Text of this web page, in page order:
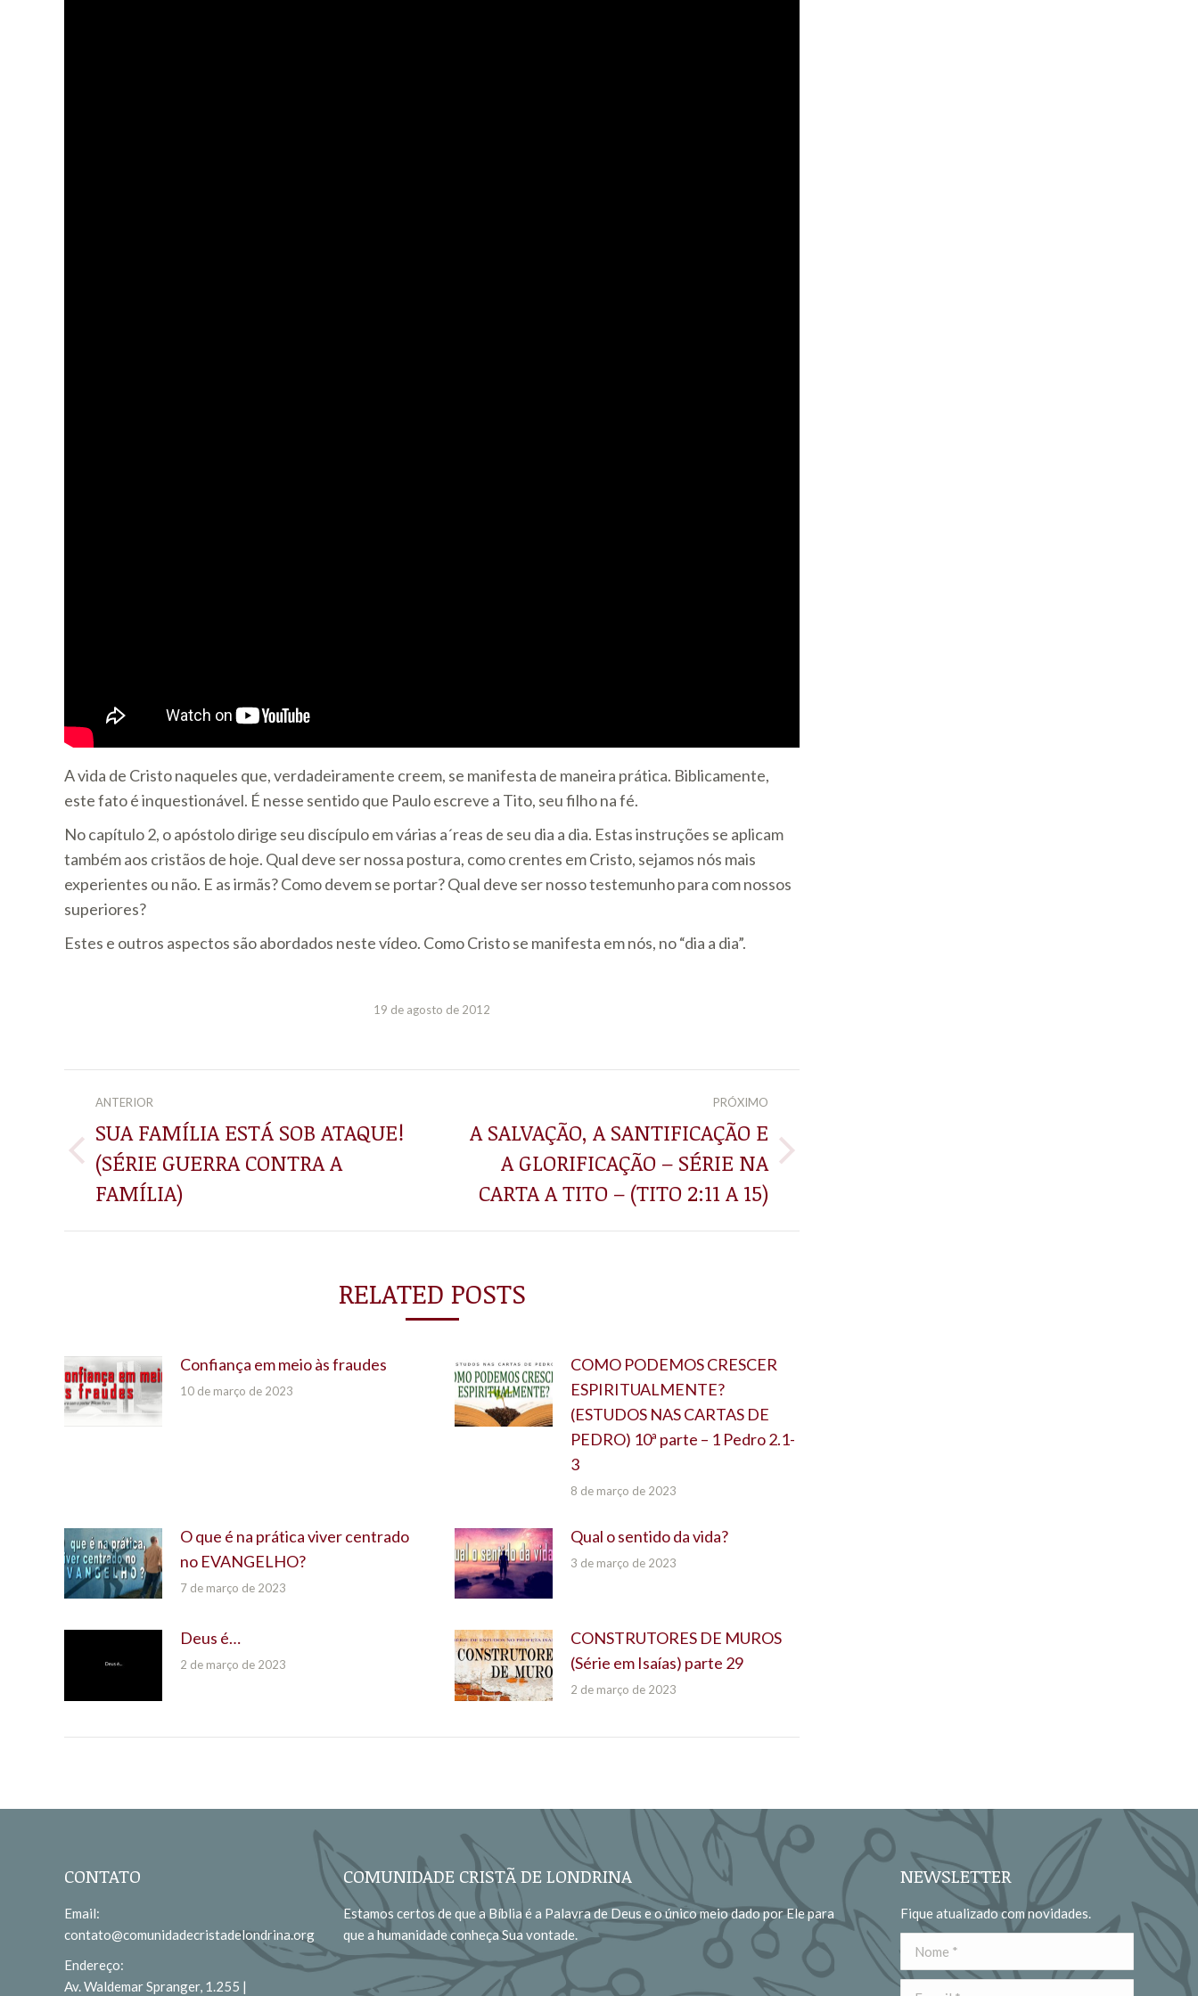
A vida de Cristo naqueles que, verdadeiramente creem, se manifesta de maneira prática. Biblicamente,
este fato é inquestionável. É nesse sentido que Paulo escreve a Tito, seu filho na fé.
No capítulo 2, o apóstolo dirige seu discípulo em várias a´reas de seu dia a dia. Estas instruções se aplicam
também aos cristãos de hoje. Qual deve ser nossa postura, como crentes em Cristo, sejamos nós mais
experientes ou não. E as irmãs? Como devem se portar? Qual deve ser nosso testemunho para com nossos
superiores?
Estes e outros aspectos são abordados neste vídeo. Como Cristo se manifesta em nós, no “dia a dia”.
19 de agosto de 2012
NAVEGAÇÃO
DE
POST:
ANTERIOR
Post
anterior:
SUA FAMÍLIA ESTÁ SOB ATAQUE!
(SÉRIE GUERRA CONTRA A
FAMÍLIA)
PRÓXIMO
Próximo
post:
A SALVAÇÃO, A SANTIFICAÇÃO E
A GLORIFICAÇÃO – SÉRIE NA
CARTA A TITO – (TITO 2:11 A 15)
RELATED POSTS
Confiança em meio às fraudes
10 de março de 2023
COMO PODEMOS CRESCER
ESPIRITUALMENTE?
(ESTUDOS NAS CARTAS DE
PEDRO) 10ª parte – 1 Pedro 2.1-
3
8 de março de 2023
O que é na prática viver centrado
no EVANGELHO?
7 de março de 2023
Qual o sentido da vida?
3 de março de 2023
Deus é…
2 de março de 2023
CONSTRUTORES DE MUROS
(Série em Isaías) parte 29
2 de março de 2023
CONTATO
Email:
contato@comunidadecristadelondrina.org
Endereço:
Av. Waldemar Spranger, 1.255 |
COMUNIDADE CRISTÃ DE LONDRINA
Estamos certos de que a Bíblia é a Palavra de Deus e o único meio dado por Ele para
que a humanidade conheça Sua vontade.
NEWSLETTER
Fique atualizado com novidades.
Nome *
E-mail *